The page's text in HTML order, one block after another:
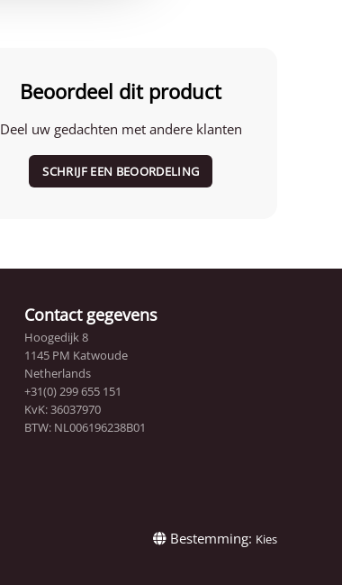
Beoordeel dit product
Deel uw gedachten met andere klanten
SCHRIJF EEN BEOORDELING
Contact gegevens
Hoogedijk 8
1145 PM Katwoude
Netherlands
+31(0) 299 655 151
KvK: 36037970
BTW: NL006196238B01
Bestemming: Kies